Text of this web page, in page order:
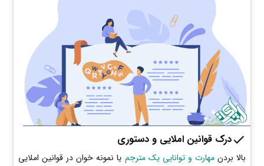
درک قوانین املایی و دستوری
بالا بردن مهارت و توانایی یک مترجم یا نمونه خوان در قوانین املایی